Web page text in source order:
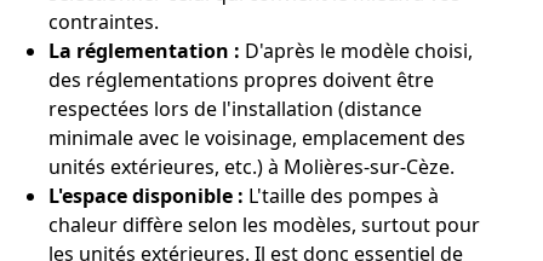
contraintes.
La réglementation : D'après le modèle choisi,
des réglementations propres doivent être
respectées lors de l'installation (distance
minimale avec le voisinage, emplacement des
unités extérieures, etc.) à Molières-sur-Cèze.
L'espace disponible : L'taille des pompes à
chaleur diffère selon les modèles, surtout pour
les unités extérieures. Il est donc essentiel de